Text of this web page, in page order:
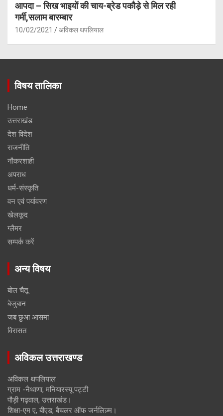
आपदा – सिख भाइयों की चाय-ब्रेड पकौड़े से मिल रही
गर्मी,सलाम बारम्बार
10/02/2021 अविकल थपलियाल
विषय तालिका
Home
उत्तराखंड
देश विदेश
राजनीति
नौकरशाही
अपराध
धर्म-संस्कृति
वन एवं पर्यावरण
खेलकूद
ग्लैमर
सम्पर्क करें
अन्य विषय
बोल चैतू
बेजुबान
जब छुआ आसमां
विरासत
अविकल उत्तराखण्ड
अविकल थपलियाल
ग्राम -नैथाणा, मनियारस्यू पट्टी
पौड़ी गढ़वाल, उत्तराखंड।
शिक्षा-एम ए, बीएड, बैचलर ऑफ जर्नलिज़्म।